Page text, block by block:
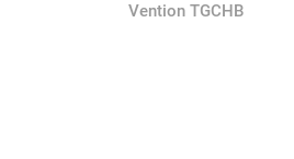
Vention TGCHB